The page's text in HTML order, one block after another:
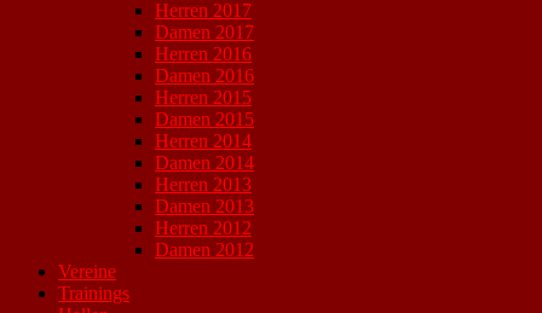
Herren 2017
Damen 2017
Herren 2016
Damen 2016
Herren 2015
Damen 2015
Herren 2014
Damen 2014
Herren 2013
Damen 2013
Herren 2012
Damen 2012
Vereine
Trainings